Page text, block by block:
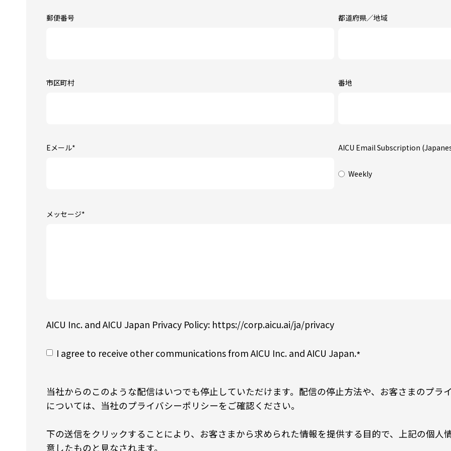
郵便番号 都道府県／地域
市区町村 番地
Eメール* AICU Email Subscription
Weekly
メッセージ*
AICU Inc. and AICU Japan Privacy Policy: https://corp.aicu.ai/ja/privacy
I agree to receive other communications from AICU Inc. and AICU Japan.*
当社からのこのような配信はいつでも停止していただけます。配信の停止方法や、お客さまのプラ
については、当社のプライバシーポリシーをご確認ください。
下の送信をクリックすることにより、お客さまから求められた情報を提供する目的で、上記の個人
意したものと見なされます。